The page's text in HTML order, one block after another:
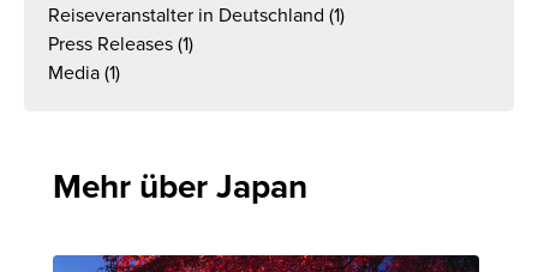
Reiseveranstalter in Deutschland (1)
Press Releases (1)
Media (1)
Mehr über Japan